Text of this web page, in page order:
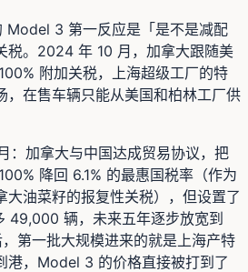
3 第一反应是「是不是减配
税。2024 年 10 月，加拿大跟随美
附加关税，上海超级工厂的特
，在售车辆只能从美国和柏林工厂供
：加拿大与中国达成贸易协议，把
降回 6.1% 的最惠国税率（作为
大油菜籽的报复性关税），但设置了
辆，未来五年逐步放宽到
第一批大规模进来的就是上海产特
港，Model 3 的价格直接被打到了